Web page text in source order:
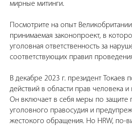
мирные митинги.
Посмотрите на опыт
принимаемая законопроект, в
уголовная ответственность за
соответствующих правил
В декабре 2023 г. президент Токаев
действий в области прав человека и
Он включает в себя меры по защите
уголовного правосудия и
жестокого обращения. Но HRW, по-